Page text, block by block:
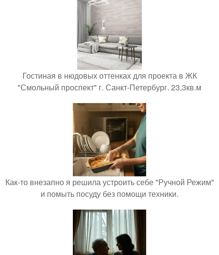
Гостиная в нюдовых оттенках для проекта в ЖК
"Смольный проспект" г. Санкт-Петербург. 23,3кв.м
Как-то внезапно я решила устроить себе "Ручной Режим"
и помыть посуду без помощи техники.